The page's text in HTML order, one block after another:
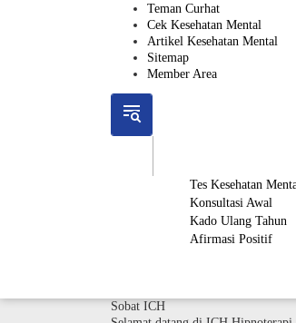
Teman Curhat
Cek Kesehatan Mental
Artikel Kesehatan Mental
Sitemap
Member Area
Tes Kesehatan
Konsultasi Awal
Kado Ulang Tahun
Afirmasi Positif
Sobat ICH